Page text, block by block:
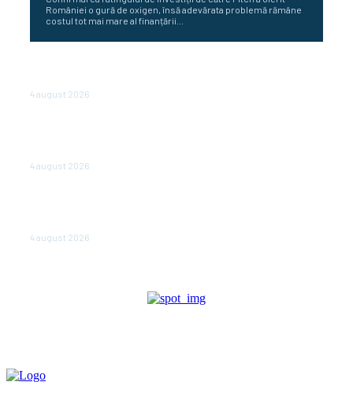
României o gură de oxigen, însă adevărata problemă rămâne
costul tot mai mare al finanțării...
4 august 2026
4 august 2026
4 august 2026